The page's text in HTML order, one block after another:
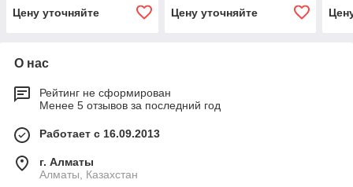
Цену уточняйте
Цену уточняйте
О нас
Рейтинг не сформирован
Менее 5 отзывов за последний год
Работает с 16.09.2013
г. Алматы
Алматы, Казахстан